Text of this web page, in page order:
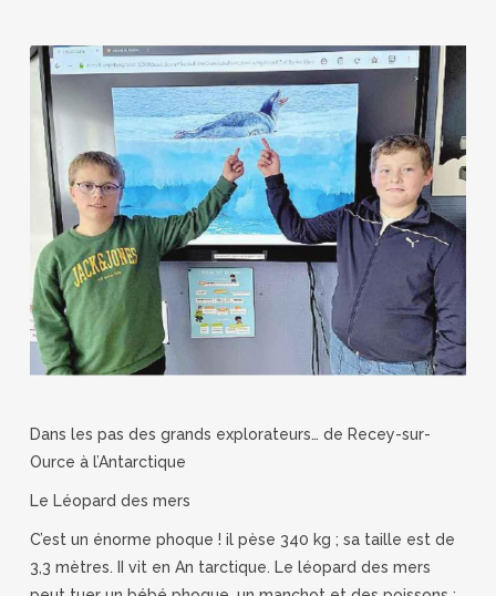
Dans les pas des grands explorateurs… de Recey-sur-
Ource à l’Antarctique
Le Léopard des mers
C’est un énorme phoque ! il pèse 340 kg ; sa taille est de
3,3 mètres. II vit en An tarctique. Le léopard des mers